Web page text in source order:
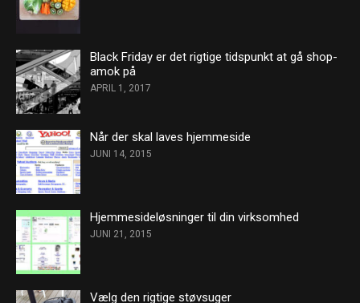
Black Friday er det rigtige tidspunkt at gå shop-
amok på
APRIL 1, 2017
Når der skal laves hjemmeside
JUNI 14, 2015
Hjemmesideløsninger til din virksomhed
JUNI 21, 2015
Vælg den rigtige støvsuger